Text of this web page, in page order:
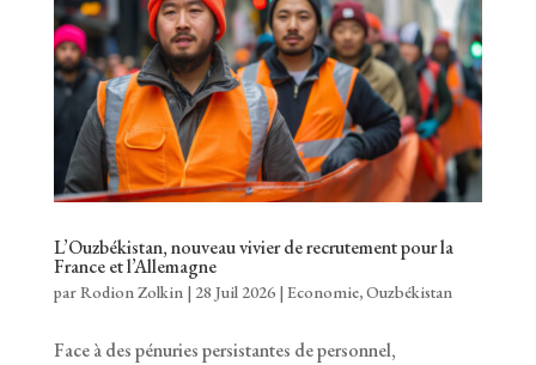
L’Ouzbékistan, nouveau vivier de recrutement pour la
France et l’Allemagne
parRodion Zolkin| 28 Juil 2026| Economie,Ouzbékistan
Face à des pénuries persistantes de personnel,